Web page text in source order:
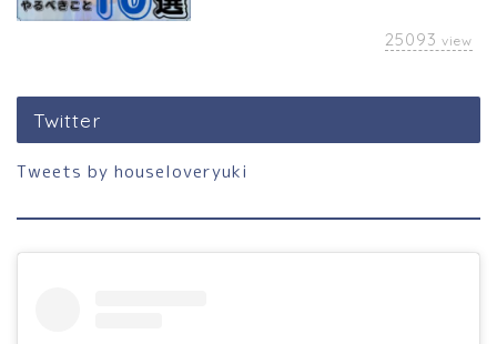
25093 view
Twitter
Tweets by houseloveryuki